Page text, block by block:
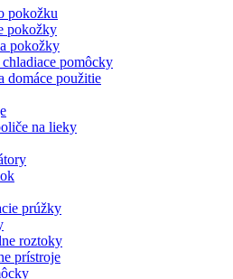
pokožku
pokožky
pokožky
pomôcky
domáce použitie
na lieky
prúžky
roztoky
prístroje